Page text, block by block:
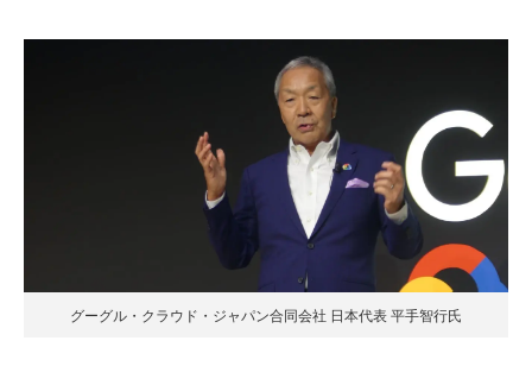
グーグル・クラウド・ジャパン合同会社 日本代表 平手智行氏